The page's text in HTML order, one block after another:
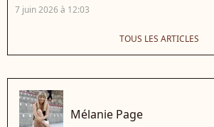
7 juin 2026 à 12:03
TOUS LES ARTICLES
Mélanie Page